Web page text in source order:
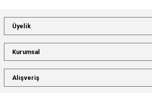
Üyelik
Kurumsal
Alışveriş